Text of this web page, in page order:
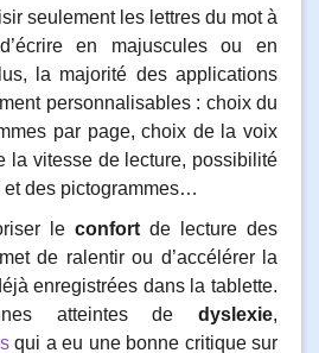
seulement les lettres du mot à
en majuscules ou en
la majorité des applications
personnalisables : choix du
par page, choix de la voix
la vitesse de lecture, possibilité
et des pictogrammes…
le confort de lecture des
de ralentir ou d’accélérer la
enregistrées dans la tablette.
atteintes de dyslexie,
qui a eu une bonne critique sur